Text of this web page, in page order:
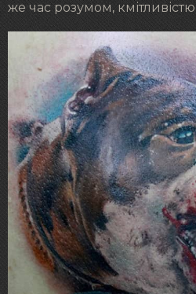
же час розумом, кмітливістю